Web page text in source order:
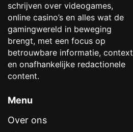
schrijven over videogames,
online casino’s en alles wat de
gamingwereld in beweging
brengt, met een focus op
betrouwbare informatie, context
en onafhankelijke redactionele
content.
Menu
Over ons